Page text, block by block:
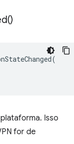
)
(
Isso
for de